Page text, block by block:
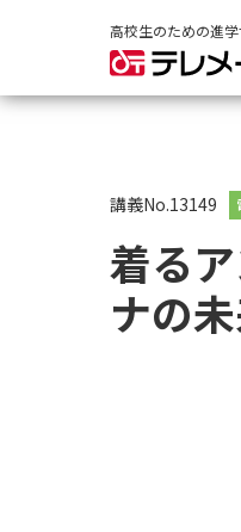
高校生のための進
講義No.13149
着る
ナの